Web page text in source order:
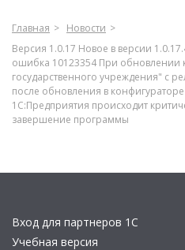
Главная
Новости
Версия 1.0.17 Новое в версии
ошибка 10123354 При обновлении
государственного учреждения" с
после обновления в
1С:Предприятия происходит
завершение программы
Вход для партнеров 1С
Учебная версия